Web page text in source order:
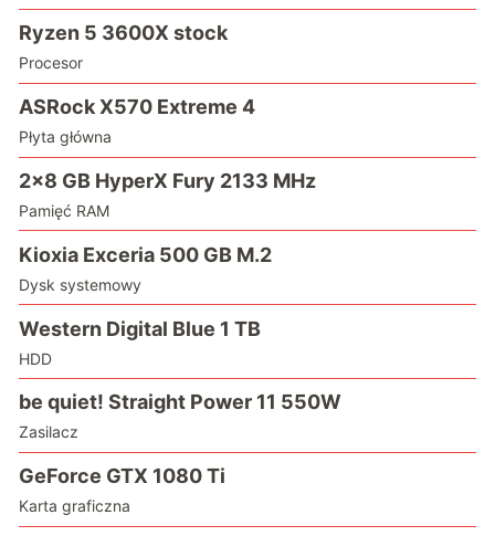
Procesor
Ryzen 5 3600X stock
Płyta główna
ASRock X570 Extreme 4
Pamięć RAM
2×8 GB HyperX Fury 2133 MHz
Dysk systemowy
Kioxia Exceria 500 GB M.2
HDD
Western Digital Blue 1 TB
Zasilacz
be quiet! Straight Power 11 550W
Karta graficzna
GeForce GTX 1080 Ti